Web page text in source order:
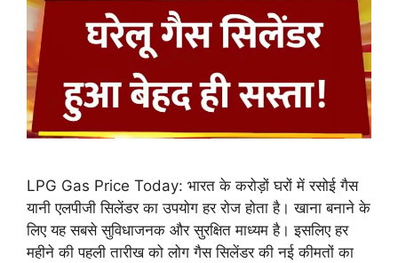
LPG Gas Price Today: भारत के करोड़ों घरों में रसोई गैस
यानी एलपीजी सिलेंडर का उपयोग हर रोज होता है। खाना बनाने के
लिए यह सबसे सुविधाजनक और सुरक्षित माध्यम है। इसलिए हर
महीने की पहली तारीख को लोग गैस सिलेंडर की नई कीमतों का